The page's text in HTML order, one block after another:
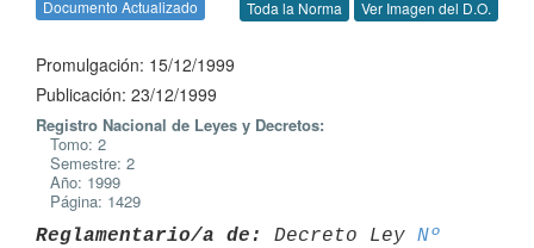
Documento Actualizado Toda la Norma Ver Imagen del D.O.
Promulgación: 15/12/1999
Publicación: 23/12/1999
Registro Nacional de Leyes y Decretos:
Tomo: 2
Semestre: 2
Año: 1999
Página: 1429
Reglamentario/a de: Decreto Ley Nº